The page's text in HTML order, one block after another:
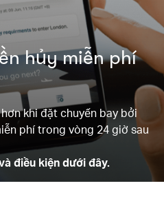
hủy miễn phí
khi đặt chuyến bay bởi
phí trong vòng 24 giờ sau
điều kiện dưới đây.